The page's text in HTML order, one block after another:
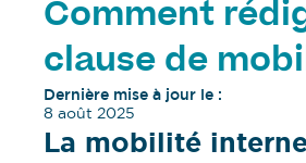
Comment
clause de
Dernière mise à jour le :
8 août 2025
La mobilité